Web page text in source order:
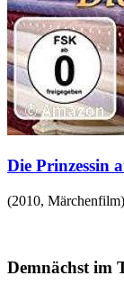
Die Prinzessin
(2010, Märchenfilm)
Demnächst im